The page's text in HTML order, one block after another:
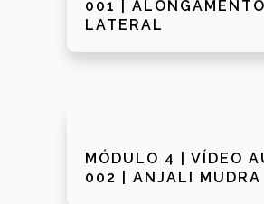
001 | ALONGAMENTO
LATERAL
MÓDULO 4 | VÍDEO
002 | ANJALI MUDRA